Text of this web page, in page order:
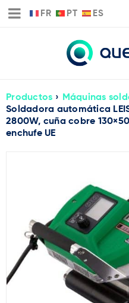
FR PT ES
Productos › Máquinas
Soldadora automática
2800W, cuña cobre
enchufe UE